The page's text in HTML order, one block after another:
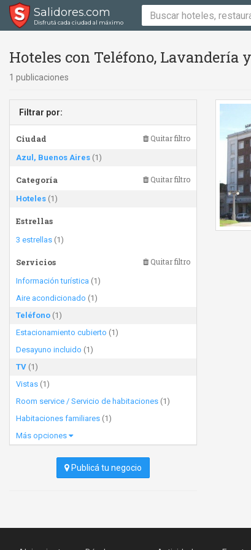
Salidores.com
Disfrutá cada ciudad al máximo
Hoteles con Teléfono, Lavandería
1 publicaciones
Filtrar por:
Ciudad Quitar filtro
Azul, Buenos Aires (1)
Categoría Quitar filtro
Hoteles (1)
Estrellas
3 estrellas (1)
Servicios Quitar filtro
Información turística (1)
Aire acondicionado (1)
Teléfono (1)
Estacionamiento cubierto (1)
Desayuno incluido (1)
TV (1)
Vistas (1)
Room service / Servicio de habitaciones (1)
Habitaciones familiares (1)
Más opciones
Publicá tu negocio